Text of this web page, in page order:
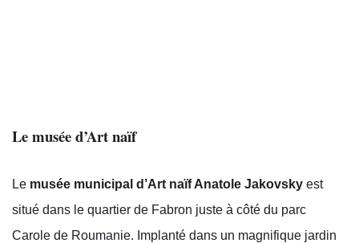
Le musée d’Art naïf
Le musée municipal d’Art naïf Anatole Jakovsky est
situé dans le quartier de Fabron juste à côté du parc
Carole de Roumanie. Implanté dans un magnifique jardin